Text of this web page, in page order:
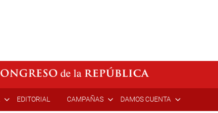
EDITORIAL CAMPAÑAS DAMOS CUENTA